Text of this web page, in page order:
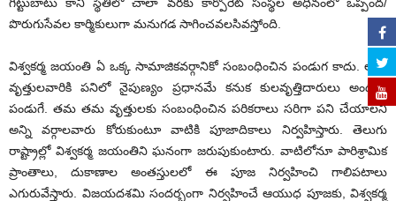
పొరుగుసేవల కార్మికులుగా మనుగడ సాగించవలసివస్తోంది.
విశ్వకర్మ జయంతి ఏ ఒక్క సామాజికవర్గానికో సంబంధించిన పండుగ కాదు. అన్ని
వృత్తులవారికి పనిలో నైపుణ్యం ప్రధానమే కనుక కులవృత్తిదారులు అందరికీ
పండుగే. తమ తమ వృత్తులకు సంబంధించిన పరికరాలు సరిగా పని చేయాలని
అన్ని వర్గాలవారు కోరుకుంటూ వాటికి పూజాదికాలు నిర్వహిస్తారు. తెలుగు
రాష్ట్రాల్లో విశ్వకర్మ జయంతిని ఘనంగా జరుపుకుంటారు. వాటిలోనూ పారిశ్రామిక
ప్రాంతాలు, దుకాణాల అంతస్తులలో ఈ పూజ నిర్వహించి గాలిపటాలు
ఎగురువేస్తారు. విజయదశమి సందర్భంగా నిర్వహించే ఆయుధ పూజకు, విశ్వకర్మ